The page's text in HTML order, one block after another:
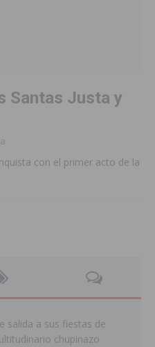
Santas Justa y
con el primer acto de la
salida a sus fiestas de
chupinazo